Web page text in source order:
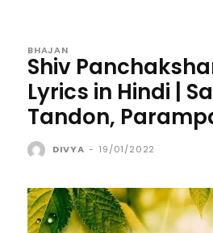
BHAJAN
Shiv
Lyrics in Hindi |
Tandon,
DIVYA - 19/01/2022